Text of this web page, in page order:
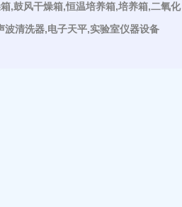
,鼓风干燥箱,恒温培养箱,培养箱,二氧化
波清洗器,电子天平,实验室仪器设备